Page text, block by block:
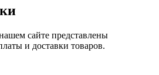
сайте представлены
и доставки товаров.